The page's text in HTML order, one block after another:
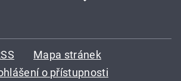
Mapa stránek
o přístupnosti